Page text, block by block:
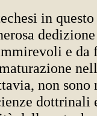
in
e
non
dottrinali